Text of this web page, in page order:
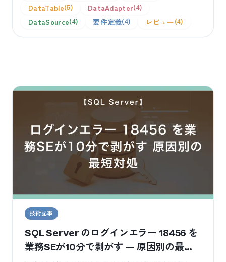
DataTable 5 DataAdapter 4
DataSource 4 要件定義 4 レビュー 4
技術記事
SQL Server のログインエラー 18456 を
業務SEが10分で剥がす — 原因別の最短